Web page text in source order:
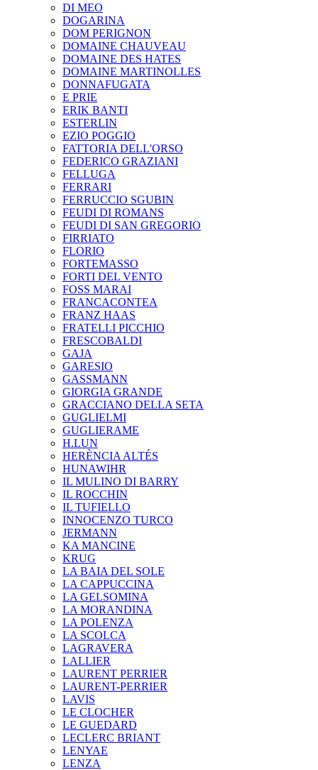
DI MEO
DOGARINA
DOM PERIGNON
DOMAINE CHAUVEAU
DOMAINE DES HATES
DOMAINE MARTINOLLES
DONNAFUGATA
E PRIE
ERIK BANTI
ESTERLIN
EZIO POGGIO
FATTORIA DELL'ORSO
FEDERICO GRAZIANI
FELLUGA
FERRARI
FERRUCCIO SGUBIN
FEUDI DI ROMANS
FEUDI DI SAN GREGORIO
FIRRIATO
FLORIO
FORTEMASSO
FORTI DEL VENTO
FOSS MARAI
FRANCACONTEA
FRANZ HAAS
FRATELLI PICCHIO
FRESCOBALDI
GAJA
GARESIO
GASSMANN
GIORGIA GRANDE
GRACCIANO DELLA SETA
GUGLIELMI
GUGLIERAME
H.LUN
HERÈNCIA ALTÉS
HUNAWIHR
IL MULINO DI BARRY
IL ROCCHIN
IL TUFIELLO
INNOCENZO TURCO
JERMANN
KA MANCINE
KRUG
LA BAIA DEL SOLE
LA CAPPUCCINA
LA GELSOMINA
LA MORANDINA
LA POLENZA
LA SCOLCA
LAGRAVERA
LALLIER
LAURENT PERRIER
LAURENT-PERRIER
LAVIS
LE CLOCHER
LE GUEDARD
LECLERC BRIANT
LENYAE
LENZA